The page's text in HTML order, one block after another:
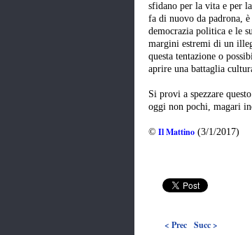
sfidano per la vita e per
fa di nuovo da padrona,
democrazia politica e le
margini estremi di un
questa tentazione o
aprire una battaglia
Si provi a spezzare
oggi non pochi, magari
© Il Mattino (3/1/2017)
< Prec Succ >